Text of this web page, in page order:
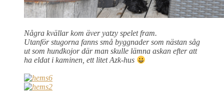
Några kvällar kom äver yatzy spelet fram.
Utanför stugorna fanns små byggnader som nästan såg
ut som hundkojor där man skulle lämna askan efter att
ha eldat i kaminen, ett litet Azk-hus